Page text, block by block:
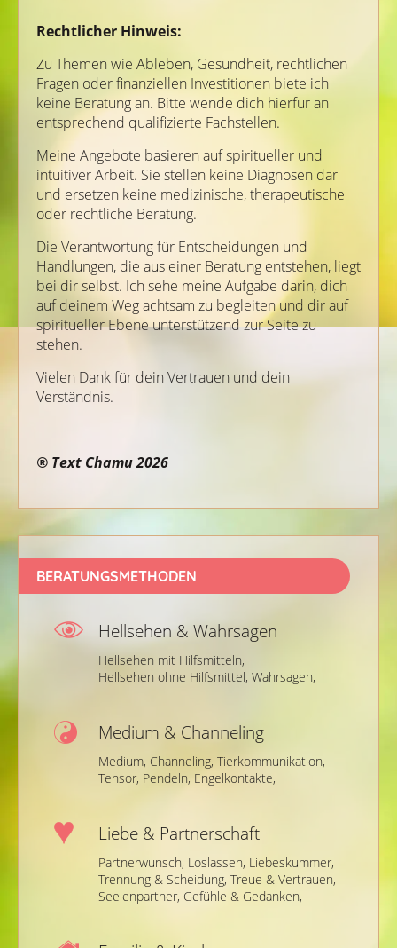
Rechtlicher Hinweis:
Zu Themen wie Ableben, Gesundheit, rechtlichen
Fragen oder finanziellen Investitionen biete ich
keine Beratung an. Bitte wende dich hierfür an
entsprechend qualifizierte Fachstellen.
Meine Angebote basieren auf spiritueller und
intuitiver Arbeit. Sie stellen keine Diagnosen dar
und ersetzen keine medizinische, therapeutische
oder rechtliche Beratung.
Die Verantwortung für Entscheidungen und
Handlungen, die aus einer Beratung entstehen, liegt
bei dir selbst. Ich sehe meine Aufgabe darin, dich
auf deinem Weg achtsam zu begleiten und dir auf
spiritueller Ebene unterstützend zur Seite zu
stehen.
Vielen Dank für dein Vertrauen und dein
Verständnis.
®️ Text Chamu 2026
BERATUNGSMETHODEN
Hellsehen & Wahrsagen
Hellsehen mit Hilfsmitteln,
Hellsehen ohne Hilfsmittel, Wahrsagen,
Medium & Channeling
Medium, Channeling, Tierkommunikation,
Tensor, Pendeln, Engelkontakte,
Liebe & Partnerschaft
Partnerwunsch, Loslassen, Liebeskummer,
Trennung & Scheidung, Treue & Vertrauen,
Seelenpartner, Gefühle & Gedanken,